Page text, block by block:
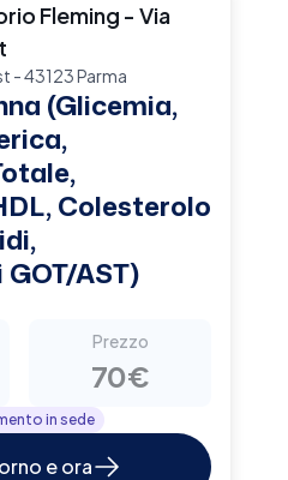
Fleming - Via
- 43123 Parma
(Glicemia,
Colesterolo
AST)
Prezzo
70€
in sede
e ora